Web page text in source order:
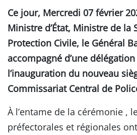
Ce jour, Mercredi 07 février
Ministre d’État, Ministre de la
Protection Civile, le Général
accompagné d’une
l’inauguration du nouveau
Commissariat Central de
À l’entame de la cérémonie ,
préfectorales et régionales